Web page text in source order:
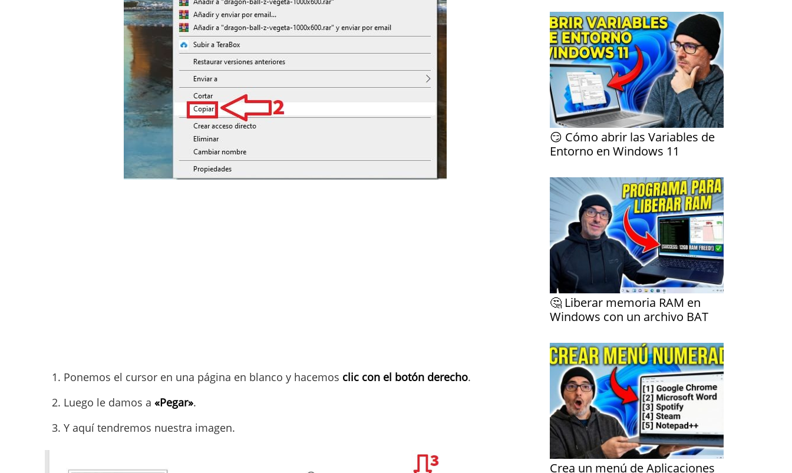
Ponemos el cursor en una página en blanco y hacemos clic con el botón derecho.
Luego le damos a «Pegar».
Y aquí tendremos nuestra imagen.
😏 Cómo abrir las Variables de
Entorno en Windows 11
🤔 Liberar memoria RAM en
Windows con un archivo BAT
Crea un menú de Aplicaciones